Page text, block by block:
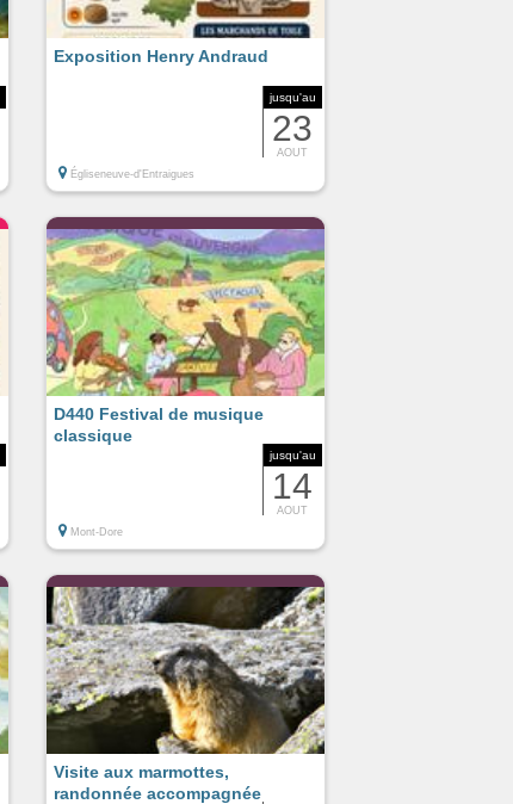
jusqu'au
23
AOUT
Exposition Henry Andraud
Égliseneuve-d'Entraigues
jusqu'au
14
AOUT
D440 Festival de musique
classique
Mont-Dore
Visite aux marmottes,
randonnée accompagnée